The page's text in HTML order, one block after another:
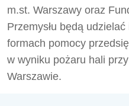
m.st. Warszawy oraz
Przemysłu będą
formach pomocy
w wyniku pożaru hali
Warszawie.